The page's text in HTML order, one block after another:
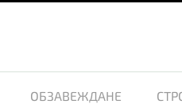
ОБЗАВЕЖДАНЕ